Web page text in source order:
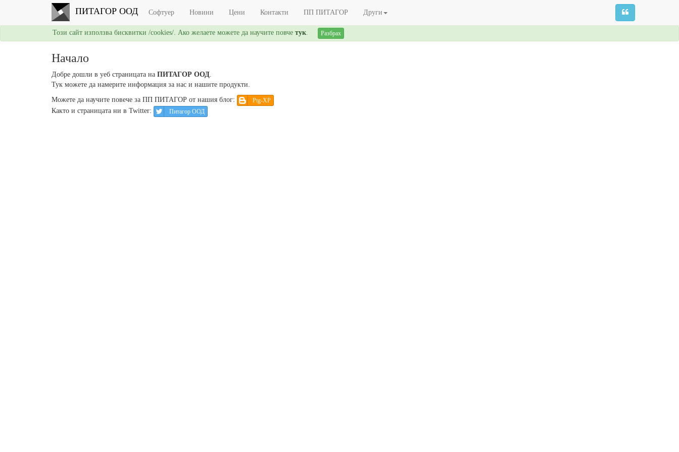
ПИТАГОР ООД Софтуер Новини Цени Контакти ПП ПИТАГОР Други
Този сайт използва бисквитки /cookies/. Ако желаете можете да научите повче тук. Разбрах
Начало
Добре дошли в уеб страницата на ПИТАГОР ООД.
Тук можете да намерите информация за нас и нашите продукти.
Можете да научите повече за ПП ПИТАГОР от нашия блог: Ptg-XP
Както и страницата ни в Twitter: Питагор ООД